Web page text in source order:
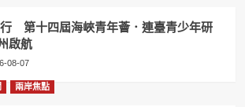
第十四屆海峽青年薈．連臺青少年研
啟航
08-07
兩岸焦點